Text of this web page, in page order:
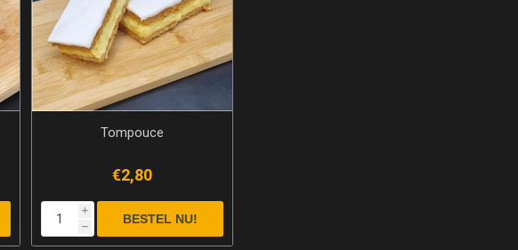
Tompouce
€2,80
i
h